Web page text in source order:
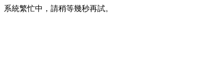
系統繁忙中，請稍等幾秒再試。